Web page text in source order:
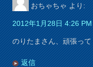
おちゃちゃ より:
2012年1月28日 4:26 PM
のりたまさん、頑張っ
返信